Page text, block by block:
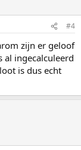
#4
zijn er geloof
al ingecalculeerd
is dus echt